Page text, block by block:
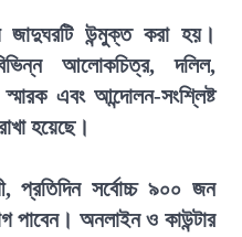
জাদুঘরটি উন্মুক্ত করা হয়।
আলোকচিত্র, দলিল,
এবং আন্দোলন-সংশ্লিষ্ট
হয়েছে।
প্রতিদিন সর্বোচ্চ ৯০০ জন
পাবেন। অনলাইন ও কাউন্টার